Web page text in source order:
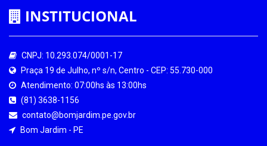
INSTITUCIONAL
CNPJ: 10.293.074/0001-17
Praça 19 de Julho, nº s/n, Centro - CEP: 55.730-000
Atendimento: 07:00hs às 13:00hs
(81) 3638-1156
contato@bomjardim.pe.gov.br
Bom Jardim - PE